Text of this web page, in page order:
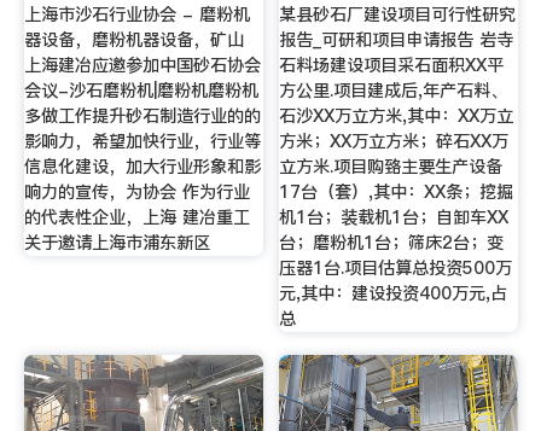
上海市沙石行业协会 - 磨粉机
器设备，磨粉机器设备，矿山
上海建冶应邀参加中国砂石协会
会议-沙石磨粉机|磨粉机磨粉机
多做工作提升砂石制造行业的的
影响力，希望加快行业，行业等
信息化建设，加大行业形象和影
响力的宣传，为协会 作为行业
的代表性企业，上海 建冶重工
关于邀请上海市浦东新区
某县砂石厂建设项目可行性研究
报告_可研和项目申请报告 岩寺
石料场建设项目采石面积XX平
方公里.项目建成后,年产石料、
石沙XX万立方米,其中：XX万立
方米；XX万立方米；碎石XX万
立方米.项目购臵主要生产设备
17台（套）,其中：XX条；挖掘
机1台；装载机1台；自卸车XX
台；磨粉机1台；筛床2台；变
压器1台.项目估算总投资500万
元,其中：建设投资400万元,占
总